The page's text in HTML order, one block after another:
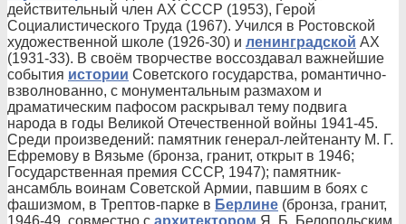
действительный член АХ СССР (1953), Герой
Социалистического Труда (1967). Учился в Ростовской
художественной школе (1926-30) и ленинградской АХ
(1931-33). В своём творчестве воссоздавал важнейшие
события истории Советского государства, романтично-
взволнованно, с монументальным размахом и
драматическим пафосом раскрывал тему подвига
народа в годы Великой Отечественной войны 1941-45.
Среди произведений: памятник генерал-лейтенанту М. Г.
Ефремову в Вязьме (бронза, гранит, открыт в 1946;
Государственная премия СССР, 1947); памятник-
ансамбль воинам Советской Армии, павшим в боях с
фашизмом, в Трептов-парке в Берлине (бронза, гранит,
1946-49, совместно с архитектором Я. Б. Белопольским